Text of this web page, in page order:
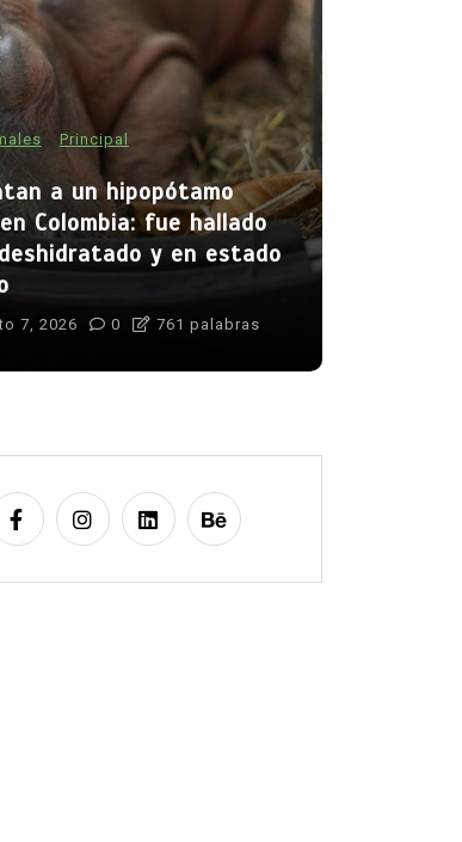
Principal
a un hipopótamo
Colombia: fue hallado
y en estado
7, 2026 0 761 palabras